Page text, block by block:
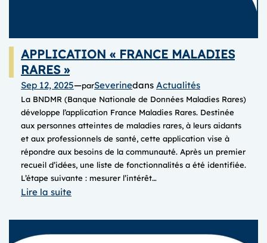
APPLICATION « FRANCE MALADIES
RARES »
Sep 12, 2025—parSeverinedans Actualités
La BNDMR (Banque Nationale de Données Maladies Rares)
développe l’application France Maladies Rares. Destinée
aux personnes atteintes de maladies rares, à leurs aidants
et aux professionnels de santé, cette application vise à
répondre aux besoins de la communauté. Après un premier
recueil d’idées, une liste de fonctionnalités a été identifiée.
L’étape suivante : mesurer l’intérêt…
Lire la suite:
« FRANCE
MALADIES